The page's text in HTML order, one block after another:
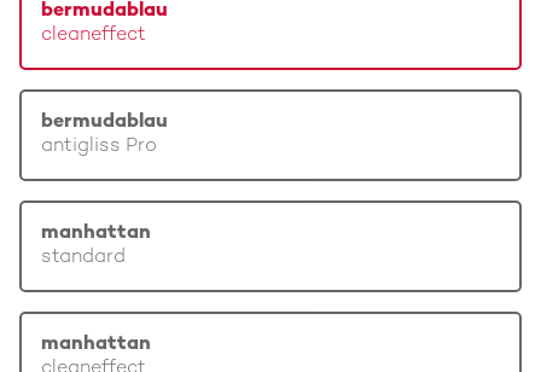
bermudablau
cleaneffect
bermudablau
antigliss Pro
manhattan
standard
manhattan